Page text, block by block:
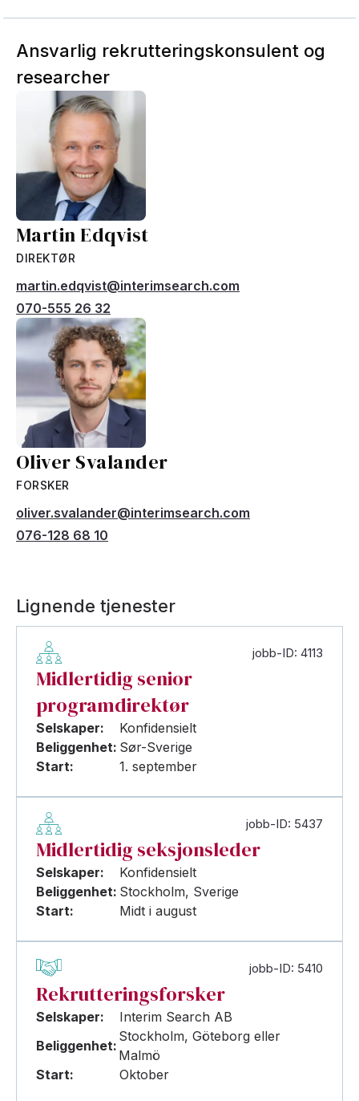
Ansvarlig rekrutteringskonsulent og
researcher
Martin Edqvist
DIREKTØR
martin.edqvist@interimsearch.com
070-555 26 32
Oliver Svalander
FORSKER
oliver.svalander@interimsearch.com
076-128 68 10
Lignende tjenester
jobb-ID: 4113
Midlertidig senior
programdirektør
Selskaper:
Konfidensielt
Beliggenhet: Sør-Sverige
Start:
1. september
jobb-ID: 5437
Midlertidig seksjonsleder
Selskaper:
Konfidensielt
Beliggenhet: Stockholm, Sverige
Start:
Midt i august
jobb-ID: 5410
Rekrutteringsforsker
Selskaper:
Interim Search AB
Beliggenhet:
Stockholm, Göteborg eller
Malmö
Start:
Oktober